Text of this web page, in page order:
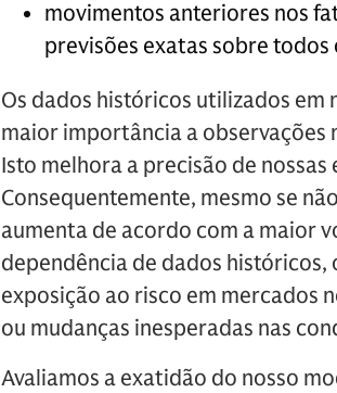
movimentos anteriores nos
previsões exatas sobre
Os dados históricos utilizados em
maior importância a observações
Isto melhora a precisão de
Consequentemente, mesmo se
aumenta de acordo com a maior
dependência de dados históricos,
exposição ao risco em mercados
ou mudanças inesperadas nas
Avaliamos a exatidão do nosso